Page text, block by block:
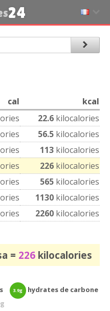
24
cal
kcal
22.6 kilocalories
56.5 kilocalories
113 kilocalories
226 kilocalories
565 kilocalories
1130 kilocalories
2260 kilocalories
= 226 kilocalories
3.9g hydrates de carbone